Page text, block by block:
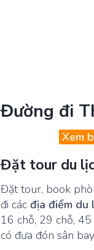
Đường đi
Xem
Đặt tour du
Đặt tour, book
đi các địa điểm du
16 chỗ, 29 chỗ,
có đưa đón sân